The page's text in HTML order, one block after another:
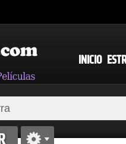
INICIO